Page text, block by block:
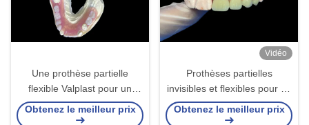
Une prothèse partielle
flexible Valplast pour un
confort et une esthétique
optimaux
Obtenez le meilleur prix
Vidéo
Prothèses partielles
invisibles et flexibles pour un
ajustement confortable, sûr
et esthétique naturelle
Obtenez le meilleur prix